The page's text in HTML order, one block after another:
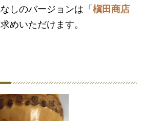
しのバージョンは「 槇田商店
めいただけます。